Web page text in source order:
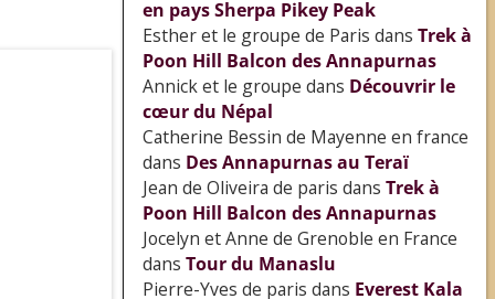
en pays Sherpa Pikey Peak
Esther et le groupe de Paris dans Trek à
Poon Hill Balcon des Annapurnas
Annick et le groupe dans Découvrir le
cœur du Népal
Catherine Bessin de Mayenne en france
dans Des Annapurnas au Teraï
Jean de Oliveira de paris dans Trek à
Poon Hill Balcon des Annapurnas
Jocelyn et Anne de Grenoble en France
dans Tour du Manaslu
Pierre-Yves de paris dans Everest Kala